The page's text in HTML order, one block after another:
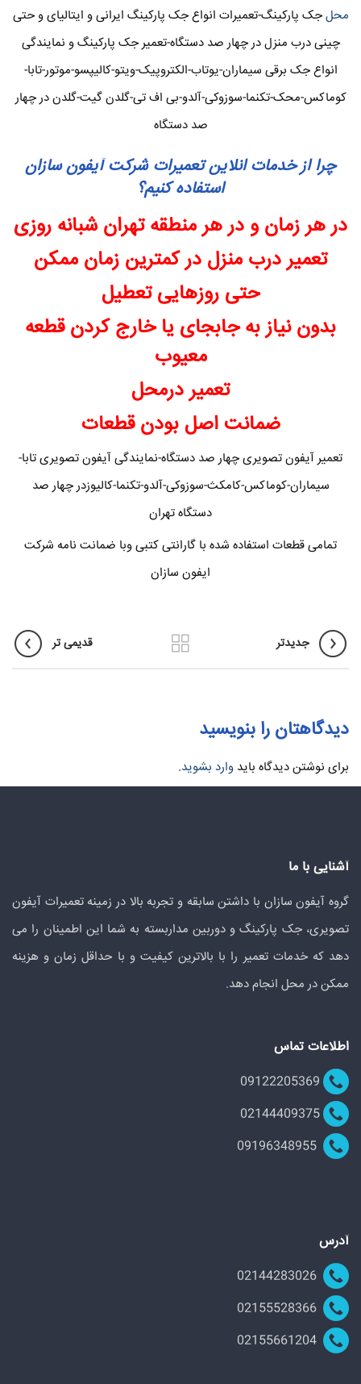
محلجک پارکینگ-تعمیرات انواع جک پارکینگ ایرانی و ایتالیای و حتی
چینی درب منزل در چهار صد دستگاه-تعمیر جک پارکینگ و نمایندگی
انواع جک برقی سیماران-یوتاب-الکتروپیک-ویتو-کالیپسو-موتور-تابا-
کوماکس-محک-تکنما-سوزوکی-آلدو-بی اف تی-گلدن گیت-گلدن در چهار
صد دستگاه
چرا از خدمات انلاین تعمیرات شرکت آیفون سازان
استفاده کنیم؟
در هر زمان و در هر منطقه تهران شبانه روزی
تعمیر درب منزل در کمترین زمان ممکن
حتی روزهایی تعطیل
بدون نیاز به جابجای یا خارج کردن قطعه
معیوب
تعمیر درمحل
ضمانت اصل بودن قطعات
تعمیر آیفون تصویری چهار صد دستگاه-نمایندگی آیفون تصویری تابا-
سیماران-کوماکس-کامکث-سوزوکی-آلدو-تکنما-کالیوزدر چهار صد
دستگاه تهران
تمامی قطعات استفاده شده با گارانتی کتبی وبا ضمانت نامه شرکت
ایفون سازان
جدیدتر قدیمی تر
دیدگاهتان را بنویسید
برای نوشتن دیدگاه باید وارد بشوید.
آشنایی با ما
گروه آیفون سازان با داشتن سابقه و تجربه بالا در زمینه تعمیرات آیفون
تصویری، جک پارکینگ و دوربین مداربسته به شما این اطمینان را می
دهد که خدمات تعمیر را با بالاترین کیفیت و با حداقل زمان و هزینه
ممکن در محل انجام دهد.
اطلاعات تماس
آدرس